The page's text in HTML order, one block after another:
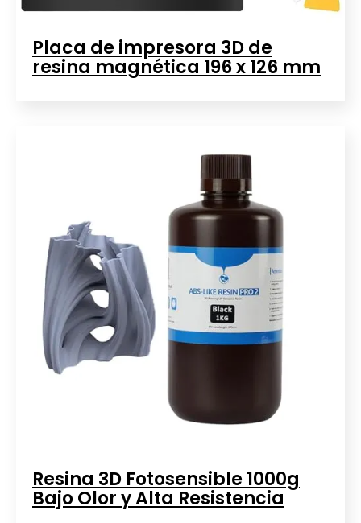
Placa de impresora 3D de
resina magnética 196 x 126 mm
Resina 3D Fotosensible 1000g
Bajo Olor y Alta Resistencia